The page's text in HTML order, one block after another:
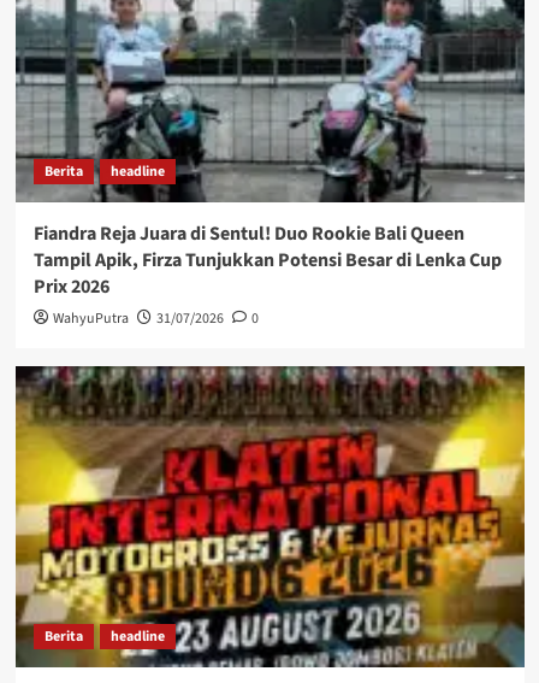
Berita headline
Fiandra Reja Juara di Sentul! Duo Rookie Bali Queen
Tampil Apik, Firza Tunjukkan Potensi Besar di Lenka Cup
Prix 2026
WahyuPutra 31/07/2026 0
Berita headline